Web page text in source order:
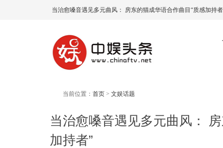
当治愈嗓音遇见多元曲风： 房东的猫成华语合作曲目“质感加持
当前位置： 首页 > 文娱话题
当治愈嗓音遇见多元曲风：
加持者”